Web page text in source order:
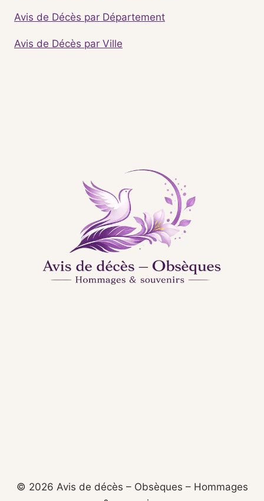
Avis de Décès par Département
Avis de Décès par Ville
© 2026 Avis de décès – Obsèques – Hommages